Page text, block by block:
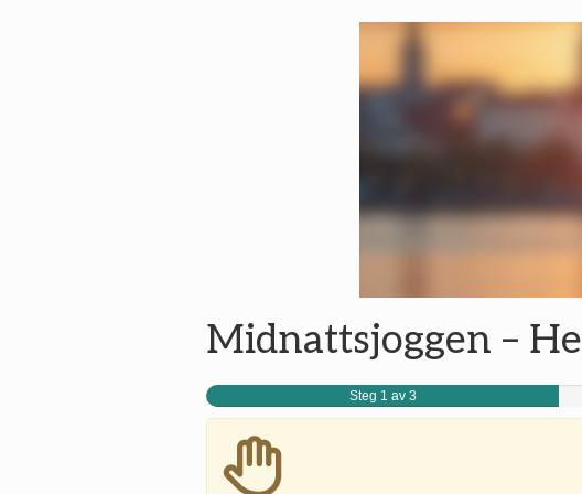
Midnattsjoggen –
Steg 1 av 3